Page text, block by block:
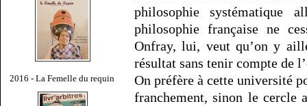
2016 - La Femelle du requin
philosophie systématique
philosophie française ne
Onfray, lui, veut qu’on y
résultat sans tenir compte de
On préfère à cette université
franchement, sinon le cercle